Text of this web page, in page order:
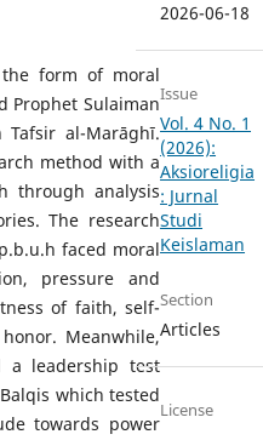
form of moral
Prophet Sulaiman
al-Marāghī.
method with a
through analysis
The research
faced moral
pressure and
of faith, self-
Meanwhile,
a leadership test
which tested
towards power
2026-06-18
Issue
Vol. 4 No. 1
(2026):
Aksioreligia
: Jurnal
Studi
Keislaman
Section
Articles
License